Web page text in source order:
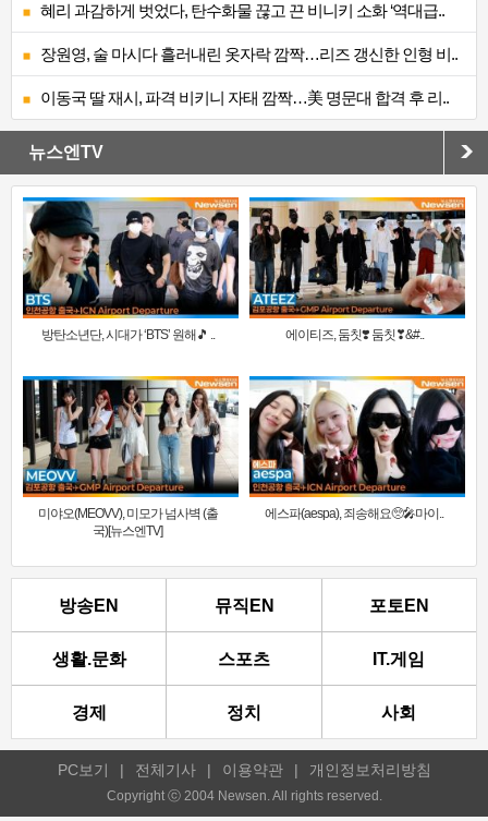
혜리 과감하게 벗었다, 탄수화물 끊고 끈 비니키 소화 ‘역대급..
장원영, 술 마시다 흘러내린 옷자락 깜짝…리즈 갱신한 인형 비..
이동국 딸 재시, 파격 비키니 자태 깜짝…美 명문대 합격 후 리..
뉴스엔TV
방탄소년단, 시대가 ‘BTS’ 원해🎵 .. 에이티즈, 둠칫❣️ 둠칫❣&#..
미야오(MEOVV), 미모가 넘사벽 (출
국)[뉴스엔TV]
에스파(aespa), 죄송해요🥺🎤마이..
방송EN 뮤직EN 포토EN
생활.문화 스포츠 IT.게임
경제 정치 사회
PC보기 | 전체기사 | 이용약관 | 개인정보처리방침
Copyright ⓒ 2004 Newsen. All rights reserved.